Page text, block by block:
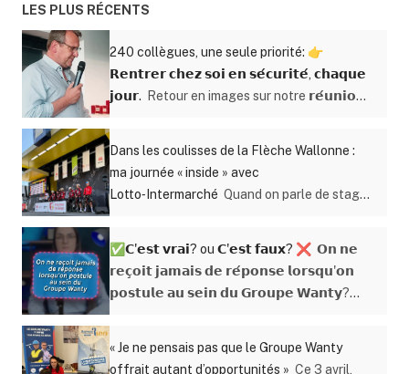
LES PLUS RÉCENTS
240 collègues, une seule priorité: 👉
𝗥𝗲𝗻𝘁𝗿𝗲𝗿 𝗰𝗵𝗲𝘇 𝘀𝗼𝗶 𝗲𝗻 𝘀𝗲́𝗰𝘂𝗿𝗶𝘁𝗲́, 𝗰𝗵𝗮𝗾𝘂𝗲
𝗷𝗼𝘂𝗿.
Retour en images sur notre 𝗿𝗲́𝘂𝗻𝗶𝗼𝗻
engagement collectif fort autour de notre
𝗮𝗺𝗯𝗶𝘁𝗶𝗼𝗻 : 𝘇𝗲́𝗿𝗼 𝗮𝗰𝗰𝗶𝗱𝗲𝗻𝘁. Parce que
et des hommes 👷‍♀️👷 Et leur sécurité passe
avant tout.
Dans les coulisses de la Flèche Wallonne :
ma journée « inside » avec
Lotto‑Intermarché Quand on parle de stage
bureau, un ordinateur… et beaucoup de
théorie. Mais au Groupe Wanty, mon stage
m’a emmené bien au‑delà. J’ai eu la chance de
vivre une journée totalement hors du
l’une des courses cyclistes les plus
emblématiques de Belgique. Une immersion
✅𝗖'𝗲𝘀𝘁 𝘃𝗿𝗮𝗶? ou 𝗖'𝗲𝘀𝘁 𝗳𝗮𝘂𝘅? ❌ 𝗢𝗻 𝗻𝗲
𝗿𝗲𝗰̧𝗼𝗶𝘁 𝗷𝗮𝗺𝗮𝗶𝘀 𝗱𝗲 𝗿𝗲́𝗽𝗼𝗻𝘀𝗲 𝗹𝗼𝗿𝘀𝗾𝘂'𝗼𝗻
𝗽𝗼𝘀𝘁𝘂𝗹𝗲 𝗮𝘂 𝘀𝗲𝗶𝗻 𝗱𝘂 𝗚𝗿𝗼𝘂𝗽𝗲 𝗪𝗮𝗻𝘁𝘆?
au sein de notre Groupe. 🎯Toi aussi, tu veux
« Je ne pensais pas que le Groupe Wanty
offrait autant d’opportunités » Ce 3 avril,